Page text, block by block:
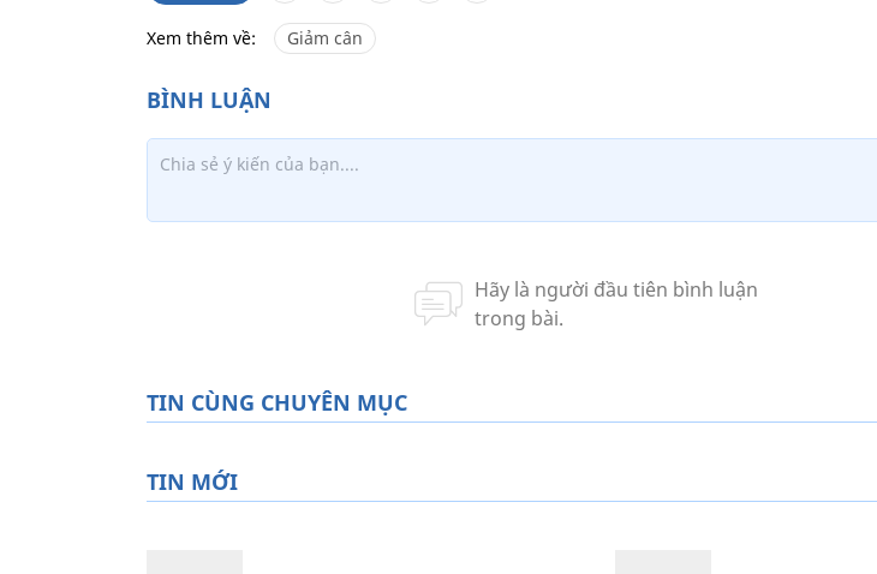
Xem thêm về: Giảm cân
TIN CÙNG CHUYÊN MỤC
TIN MỚI